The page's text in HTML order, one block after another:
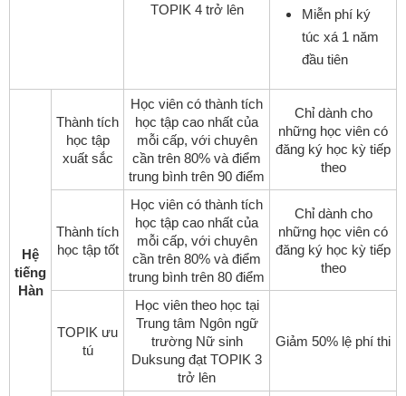
TOPIK 4 trở lên
Miễn phí ký
túc xá 1 năm
đầu tiên
Hệ
tiếng
Hàn
Thành tích
học tập
xuất sắc
Học viên có thành tích
học tập cao nhất của
mỗi cấp, với chuyên
cần trên 80% và điểm
trung bình trên 90 điểm
Chỉ dành cho
những học viên có
đăng ký học kỳ tiếp
theo
Thành tích
học tập tốt
Học viên có thành tích
học tập cao nhất của
mỗi cấp, với chuyên
cần trên 80% và điểm
trung bình trên 80 điểm
Chỉ dành cho
những học viên có
đăng ký học kỳ tiếp
theo
TOPIK ưu
tú
Học viên theo học tại
Trung tâm Ngôn ngữ
trường Nữ sinh
Duksung đạt TOPIK 3
trở lên
Giảm 50% lệ phí thi